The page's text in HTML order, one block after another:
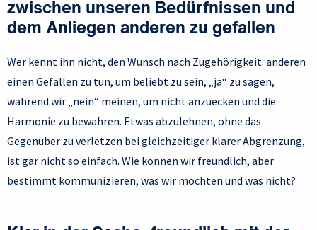
zwischen unseren Bedürfnissen und
dem Anliegen anderen zu gefallen
Wer kennt ihn nicht, den Wunsch nach Zugehörigkeit: anderen
einen Gefallen zu tun, um beliebt zu sein, „ja“ zu sagen,
während wir „nein“ meinen, um nicht anzuecken und die
Harmonie zu bewahren. Etwas abzulehnen, ohne das
Gegenüber zu verletzen bei gleichzeitiger klarer Abgrenzung,
ist gar nicht so einfach. Wie können wir freundlich, aber
bestimmt kommunizieren, was wir möchten und was nicht?